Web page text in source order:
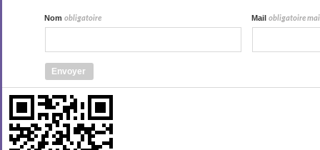
Nomobligatoire Mailobligatoire